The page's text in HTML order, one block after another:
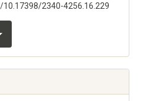
2340-4256.16.229